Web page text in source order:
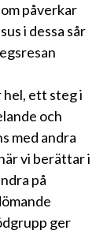
påverkar
i dessa sår
hel, ett steg i
och
med andra
vi berättar i
på
ger